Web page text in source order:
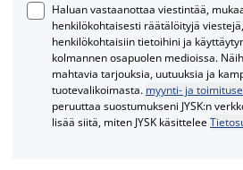
Haluan vastaanottaa viestintää,
henkilökohtaisesti räätälöityjä
henkilökohtaisiin tietoihini ja
kolmannen osapuolen medioissa.
mahtavia tarjouksia, uutuuksia ja
tuotevalikoimasta. myynti- ja
peruuttaa suostumukseni JYSK:n
lisää siitä, miten JYSK käsittelee